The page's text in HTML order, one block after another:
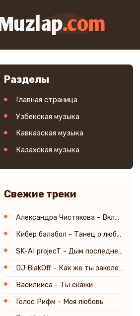
Разделы
Главная страница
Узбекская музыка
Кавказская музыка
Казахская музыка
Свежие треки
Александра Чистякова - Включите песню про меня
Кибер балабол - Танец о любви
SK-AI projecT - Дым последней сигареты (Reimagined)
DJ BiakOff - Как же ты заколебала
Василииса - Ты скажи
Голос Рифм - Моя любовь